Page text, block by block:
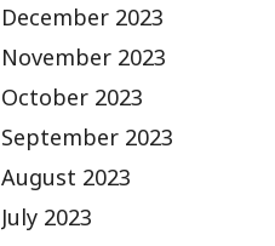
December 2023
November 2023
October 2023
September 2023
August 2023
July 2023